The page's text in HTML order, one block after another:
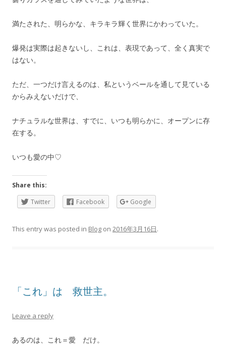
満たされた、明らかな、キラキラ輝く世界にかわっていた。
爆発は実際は起きないし、これは、表現であって、全く真実で
はない。
ただ、一つだけ言えるのは、私というベールを通して見ている
からみえないだけで、
ナチュラルな世界は、すでに、いつも明らかに、オープンに存
在する。
いつも愛の中♡
Share this:
Twitter
Facebook Google
This entry was posted in Blog on 2016年3月16日.
「これ」は 救世主。
Leave a reply
あるのは、これ＝愛 だけ。